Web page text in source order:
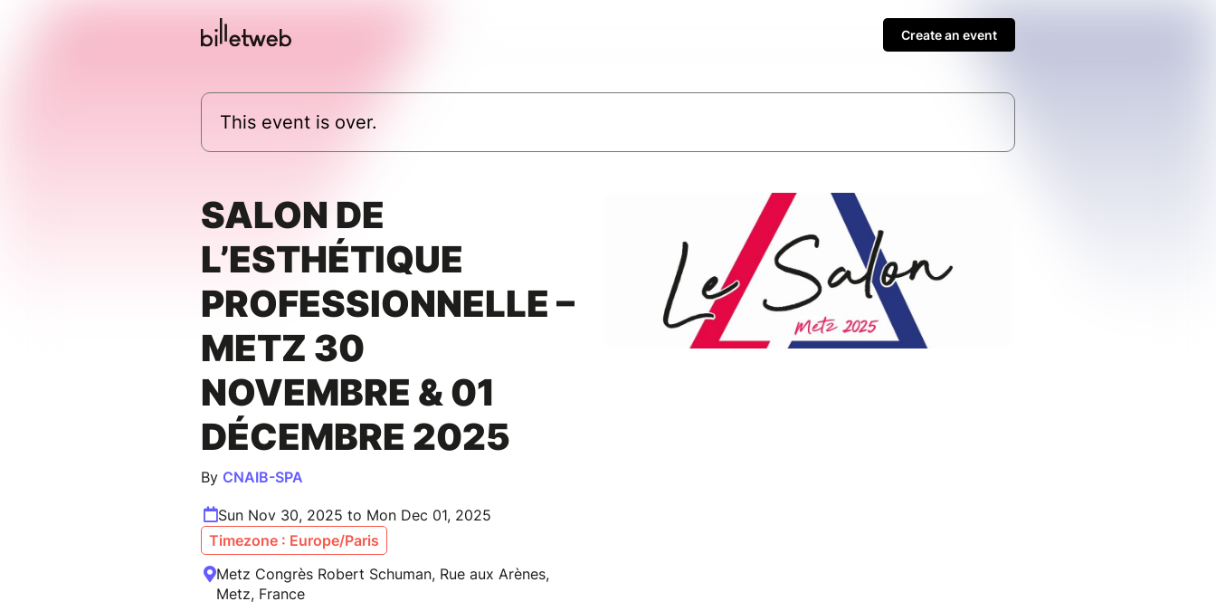
Create an event
This event is over.
SALON DE
L’ESTHÉTIQUE
PROFESSIONNELLE –
METZ 30
NOVEMBRE & 01
DÉCEMBRE 2025
By CNAIB-SPA
Sun Nov 30, 2025 to Mon Dec 01, 2025
Timezone : Europe/Paris
Metz Congrès Robert Schuman, Rue aux Arènes,
Metz, France